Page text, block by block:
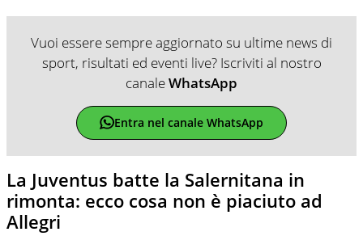
Vuoi essere sempre aggiornato su ultime news di
sport, risultati ed eventi live? Iscriviti al nostro
canaleWhatsApp
Entra nel canale WhatsApp
La Juventus batte la Salernitana in
rimonta: ecco cosa non è piaciuto ad
Allegri